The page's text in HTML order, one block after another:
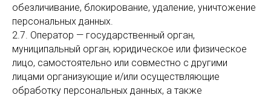
обезличивание, блокирование, удаление, уничтожение
персональных данных.
2.7. Оператор — государственный орган,
муниципальный орган, юридическое или физическое
лицо, самостоятельно или совместно с другими
лицами организующие и/или осуществляющие
обработку персональных данных, а также